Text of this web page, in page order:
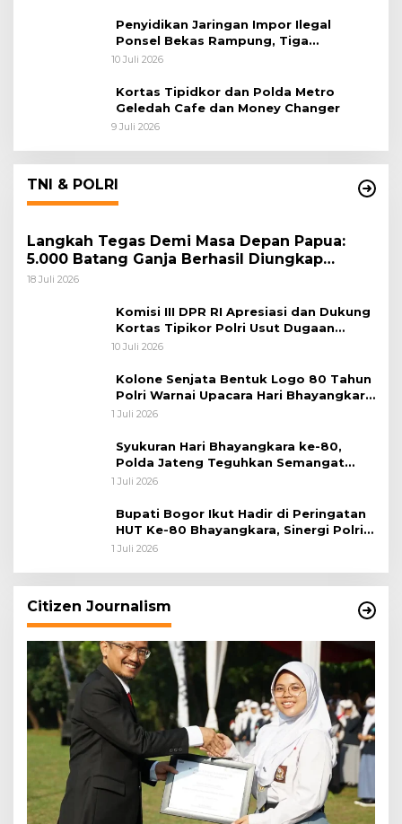
Penyidikan Jaringan Impor Ilegal
Ponsel Bekas Rampung, Tiga
Tersangka Sudah P-21 dan Satu Buron
10 Juli 2026
Kortas Tipidkor dan Polda Metro
Geledah Cafe dan Money Changer
9 Juli 2026
TNI & POLRI
Langkah Tegas Demi Masa Depan Papua:
5.000 Batang Ganja Berhasil Diungkap
Koops TNI Habema
18 Juli 2026
Komisi III DPR RI Apresiasi dan Dukung
Kortas Tipikor Polri Usut Dugaan
Korupsi Batu Bara
10 Juli 2026
Kolone Senjata Bentuk Logo 80 Tahun
Polri Warnai Upacara Hari Bhayangkara
ke-80
1 Juli 2026
Syukuran Hari Bhayangkara ke-80,
Polda Jateng Teguhkan Semangat
Pengabdian dan Pererat Kebersamaan
1 Juli 2026
Bupati Bogor Ikut Hadir di Peringatan
HUT Ke-80 Bhayangkara, Sinergi Polri
dan Pemkab Bogor Jadi Kunci Menjaga
1 Juli 2026
Citizen Journalism